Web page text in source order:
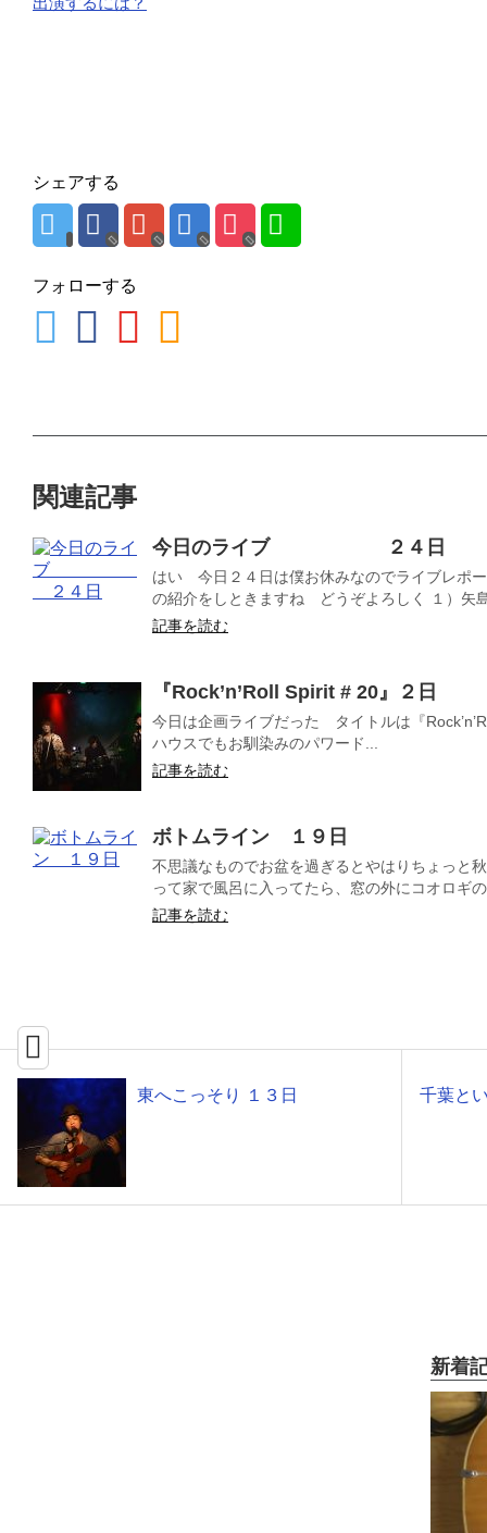
シェアする
フォローする
関連記事
今日のライブ ２４日
はい 今日２４日は僕お休みなのでライブレポ
の紹介をしときますね どうぞよろしく １）
記事を読む
『Rock’n’Roll Spirit # 20』２日
今日は企画ライブだった タイトルは『
ハウスでもお馴染みのパワード...
記事を読む
ボトムライン １９日
不思議なものでお盆を過ぎるとやはりちょっと
って家で風呂に入ってたら、窓の外にコオロギ
記事を読む
東へこっそり １３日 千葉と
新着